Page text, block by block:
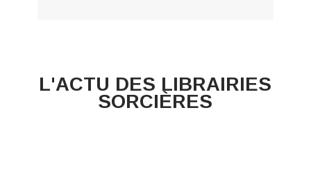
L'ACTU DES LIBRAIRIES
SORCIÈRES